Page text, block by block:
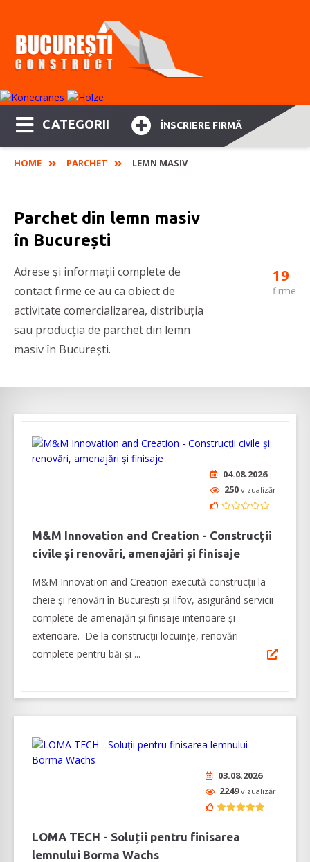
CATEGORII ÎNSCRIERE FIRMĂ
HOME PARCHET LEMN MASIV
Parchet din lemn masiv
în București
Adrese și informații complete de
contact firme ce au ca obiect de
activitate comercializarea, distribuția
sau producția de parchet din lemn
masiv în București.
19
firme
04.08.2026
250 vizualizări
M&M Innovation and Creation - Construcții
civile și renovări, amenajări și finisaje
M&M Innovation and Creation execută construcții la
cheie și renovări în București și Ilfov, asigurând servicii
complete de amenajări și finisaje interioare și
exterioare. De la construcții locuințe, renovări
complete pentru băi și ...
03.08.2026
2249vizualizări
LOMA TECH - Soluții pentru finisarea
lemnului Borma Wachs